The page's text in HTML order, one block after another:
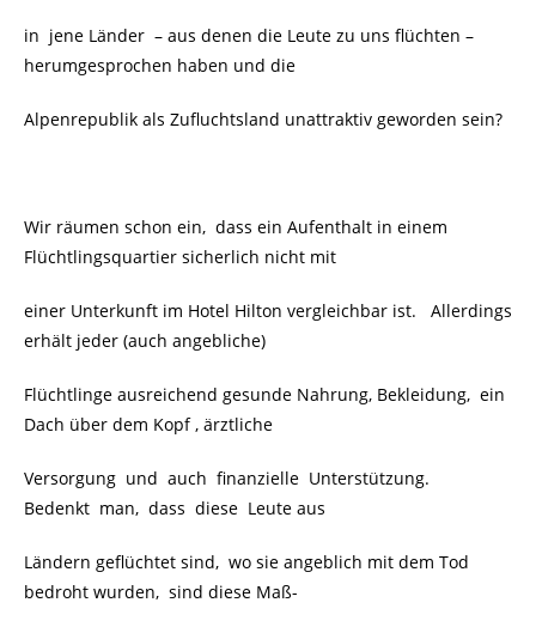
in jene Länder – aus denen die Leute zu uns flüchten –
herumgesprochen haben und die
Alpenrepublik als Zufluchtsland unattraktiv geworden sein?
Wir räumen schon ein, dass ein Aufenthalt in einem
Flüchtlingsquartier sicherlich nicht mit
einer Unterkunft im Hotel Hilton vergleichbar ist. Allerdings
erhält jeder (auch angebliche)
Flüchtlinge ausreichend gesunde Nahrung, Bekleidung, ein
Dach über dem Kopf , ärztliche
Versorgung und auch finanzielle Unterstützung.
Bedenkt man, dass diese Leute aus
Ländern geflüchtet sind, wo sie angeblich mit dem Tod
bedroht wurden, sind diese Maß-